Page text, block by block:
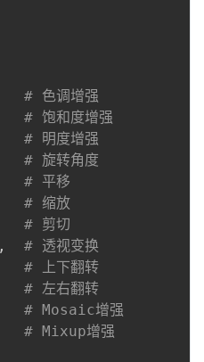
# 色调增强
# 饱和度增强
# 明度增强
# 旋转角度
# 平移
# 缩放
# 剪切
,
# 透视变换
# 上下翻转
# 左右翻转
# Mosaic增强
# Mixup增强